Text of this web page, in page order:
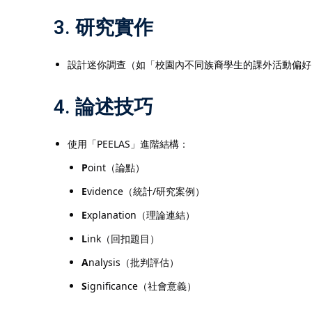
3. 研究實作
設計迷你調查（如「校園內不同族裔學生的課外活動偏
4. 論述技巧
使用「PEELAS」進階結構：
Point（論點）
Evidence（統計/研究案例）
Explanation（理論連結）
Link（回扣題目）
Analysis（批判評估）
Significance（社會意義）